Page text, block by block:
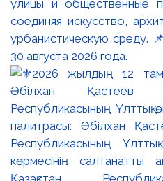
улицы и общественные
соединяя искусство,
урбанистическую среду.
30 августа 2026 года.